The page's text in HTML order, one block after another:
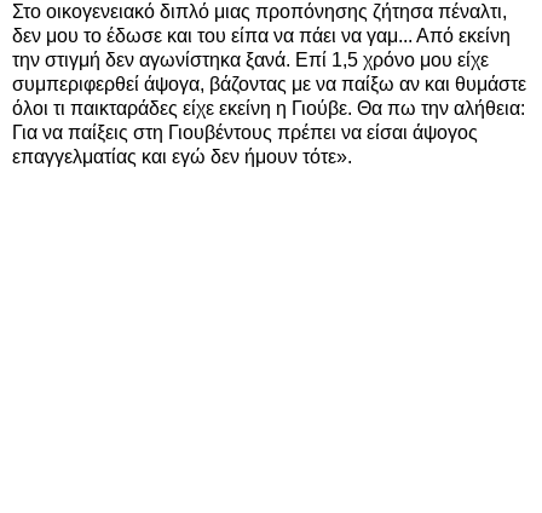
Στο οικογενειακό διπλό μιας προπόνησης ζήτησα πέναλτι,
δεν μου το έδωσε και του είπα να πάει να γαμ... Από εκείνη
την στιγμή δεν αγωνίστηκα ξανά. Επί 1,5 χρόνο μου είχε
συμπεριφερθεί άψογα, βάζοντας με να παίξω αν και θυμάστε
όλοι τι παικταράδες είχε εκείνη η Γιούβε. Θα πω την αλήθεια:
Για να παίξεις στη Γιουβέντους πρέπει να είσαι άψογος
επαγγελματίας και εγώ δεν ήμουν τότε».